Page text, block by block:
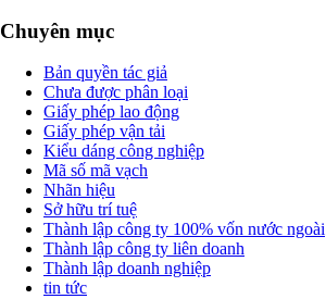
Chuyên mục
Bản quyền tác giả
Chưa được phân loại
Giấy phép lao động
Giấy phép vận tải
Kiểu dáng công nghiệp
Mã số mã vạch
Nhãn hiệu
Sở hữu trí tuệ
Thành lập công ty 100% vốn nước ngoài
Thành lập công ty liên doanh
Thành lập doanh nghiệp
tin tức